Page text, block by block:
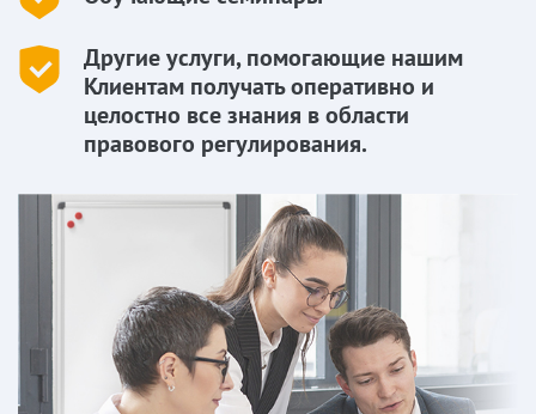
Другие услуги, помогающие нашим
Клиентам получать оперативно и
целостно все знания в области
правового регулирования.